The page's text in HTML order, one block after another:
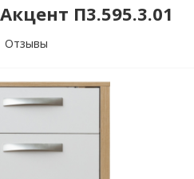
П3.595.3.01
Отзывы